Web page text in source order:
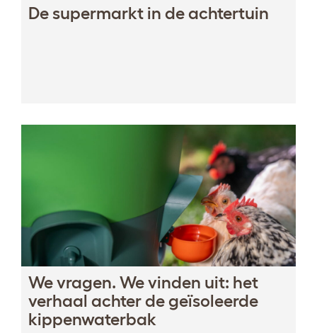
De supermarkt in de achtertuin
We vragen. We vinden uit: het
verhaal achter de geïsoleerde
kippenwaterbak